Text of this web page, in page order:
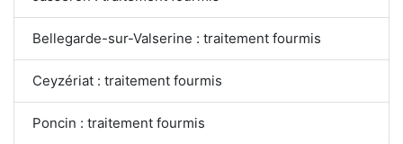
Bellegarde-sur-Valserine : traitement fourmis
Ceyzériat : traitement fourmis
Poncin : traitement fourmis